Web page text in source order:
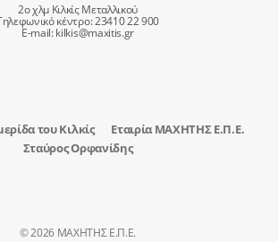
2ο χλμ Κιλκίς Μεταλλικού
κέντρο: 23410 22 900
E-mail:kilkis@maxitis.gr
του Κιλκίς
Εταιρία ΜΑΧΗΤΗΣ Ε.Π.Ε.
Σταύρος Ορφανίδης
© 2026 ΜΑΧΗΤΗΣ Ε.Π.Ε.